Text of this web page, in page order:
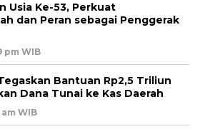
Usia Ke-53, Perkuat
dan Peran sebagai Penggerak
pm WIB
Bantuan Rp2,5 Triliun
Dana Tunai ke Kas Daerah
am WIB